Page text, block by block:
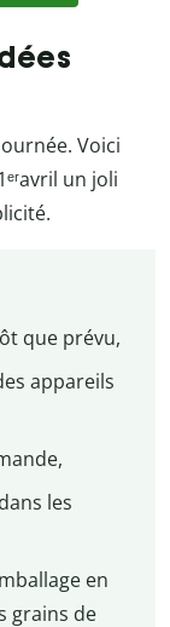
Voici
un joli
que prévu,
appareils
les
en
grains de